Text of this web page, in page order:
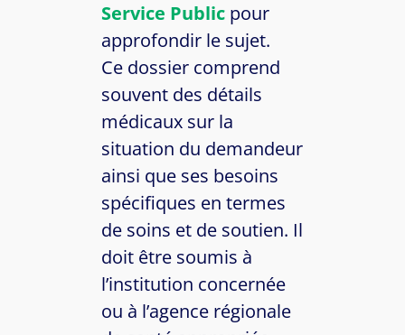
Service Public pour
approfondir le sujet.
Ce dossier comprend
souvent des détails
médicaux sur la
situation du demandeur
ainsi que ses besoins
spécifiques en termes
de soins et de soutien. Il
doit être soumis à
l’institution concernée
ou à l’agence régionale